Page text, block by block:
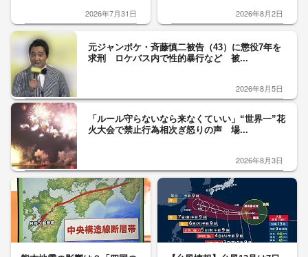
2026年7月31日 2026年8月2日
元ジャンポケ・斉藤慎二被告（43）に懲役7年を
求刑 ロケバス内で性的暴行など 被...
2026年8月5日
「ルール守らないなら来なくていい」“世界一”花
火大会で禁止行為相次ぎ怒りの声 場...
2026年8月3日